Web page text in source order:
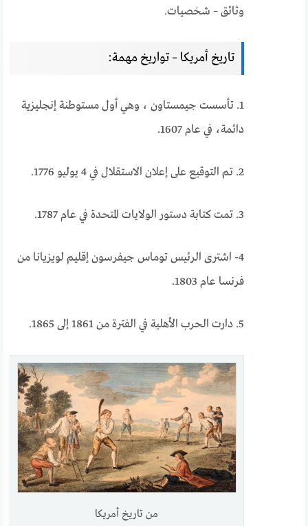
وثائق – شخصيات.
تاريخ أمريكا – تواريخ مهمة:
1. تأسست جيمستاون ، وهي أول مستوطنة إنجليزية
دائمة، في عام 1607.
2. تم التوقيع على إعلان الاستقلال في 4 يوليو 1776.
3. تمت كتابة دستور الولايات المتحدة في عام 1787.
4- اشترى الرئيس توماس جيفرسون إقليم لويزيانا من
فرنسا عام 1803.
5. دارت الحرب الأهلية في الفترة من 1861 إلى 1865.
من تاريخ أمريكا